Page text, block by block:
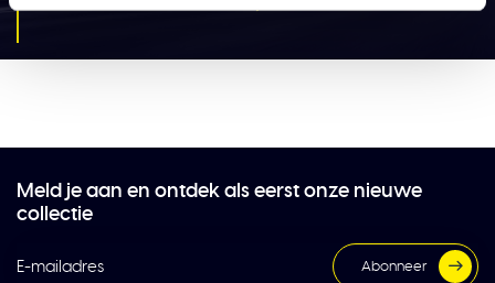
Meld je aan en ontdek als eerst onze nieuwe
collectie
Abonneer